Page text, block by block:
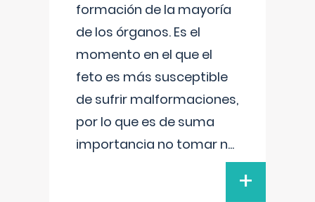
formación de la mayoría
de los órganos. Es el
momento en el que el
feto es más susceptible
de sufrir malformaciones,
por lo que es de suma
importancia no tomar n...
+